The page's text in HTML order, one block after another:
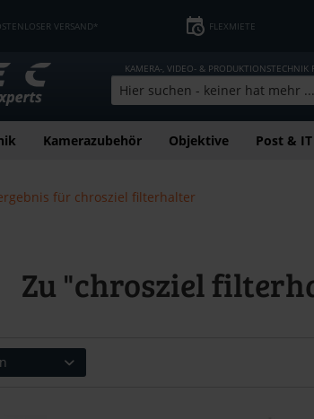
VERSAND* FLEXMIETE
KAMERA-, VIDEO- & PRODUKTIONSTECHNIK
Kamerazubehör Objektive Post & IT
für chrosziel filterhalter
Zu "chrosziel